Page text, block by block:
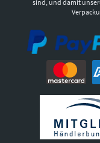
sind, und damit